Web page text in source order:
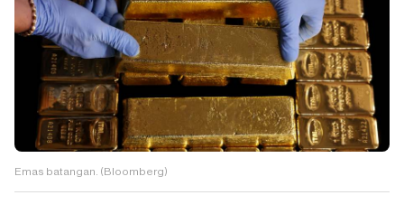
Emas batangan. (Bloomberg)